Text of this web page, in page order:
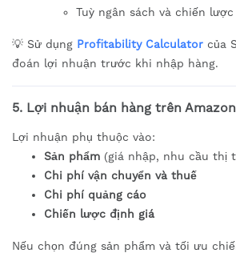
Tuỳ ngân sách và chiến lược
💡 Sử dụng Profitability Calculator của
đoán lợi nhuận trước khi nhập hàng.
5. Lợi nhuận bán hàng trên Amazon
Lợi nhuận phụ thuộc vào:
Sản phẩm (giá nhập, nhu cầu thị
Chi phí vận chuyển và thuế
Chi phí quảng cáo
Chiến lược định giá
Nếu chọn đúng sản phẩm và tối ưu